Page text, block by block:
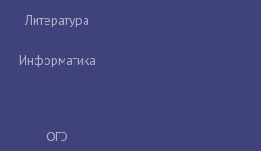
Литература
Информатика
ОГЭ